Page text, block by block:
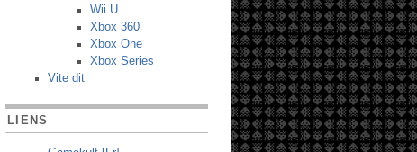
Wii U
Xbox 360
Xbox One
Xbox Series
Vite dit
LIENS